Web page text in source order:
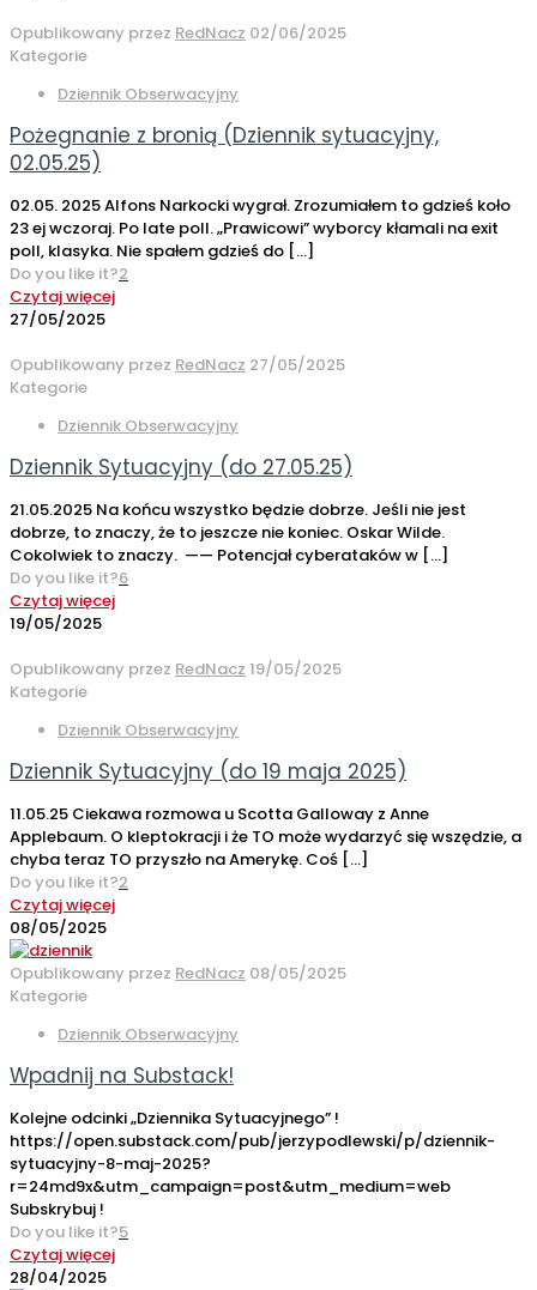
Opublikowany przez RedNacz 02/06/2025
Kategorie
Dziennik Obserwacyjny
Pożegnanie z bronią (Dziennik sytuacyjny,
02.05.25)
02.05. 2025 Alfons Narkocki wygrał. Zrozumiałem to gdzieś koło
23 ej wczoraj. Po late poll. „Prawicowi” wyborcy kłamali na exit
poll, klasyka. Nie spałem gdzieś do […]
Do you like it?2
Czytaj więcej
27/05/2025
Opublikowany przez RedNacz 27/05/2025
Kategorie
Dziennik Obserwacyjny
Dziennik Sytuacyjny (do 27.05.25)
21.05.2025 Na końcu wszystko będzie dobrze. Jeśli nie jest
dobrze, to znaczy, że to jeszcze nie koniec. Oskar Wilde.
Cokolwiek to znaczy. —— Potencjał cyberataków w […]
Do you like it?6
Czytaj więcej
19/05/2025
Opublikowany przez RedNacz 19/05/2025
Kategorie
Dziennik Obserwacyjny
Dziennik Sytuacyjny (do 19 maja 2025)
11.05.25 Ciekawa rozmowa u Scotta Galloway z Anne
Applebaum. O kleptokracji i że TO może wydarzyć się wszędzie, a
chyba teraz TO przyszło na Amerykę. Coś […]
Do you like it?2
Czytaj więcej
08/05/2025
Opublikowany przez RedNacz 08/05/2025
Kategorie
Dziennik Obserwacyjny
Wpadnij na Substack!
Kolejne odcinki „Dziennika Sytuacyjnego” !
https://open.substack.com/pub/jerzypodlewski/p/dziennik-
sytuacyjny-8-maj-2025?
r=24md9x&utm_campaign=post&utm_medium=web
Subskrybuj !
Do you like it?5
Czytaj więcej
28/04/2025